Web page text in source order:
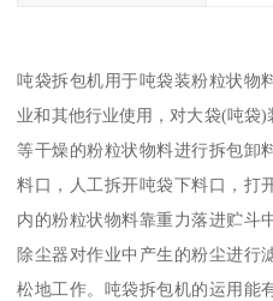
吨袋拆包机用于吨袋装粉粒状物
业和其他行业使用，对大袋(吨袋
等干燥的粉粒状物料进行拆包卸
料口，人工拆开吨袋下料口，打
内的粉粒状物料靠重力落进贮斗
除尘器对作业中产生的粉尘进行
松地工作。吨袋拆包机的运用能